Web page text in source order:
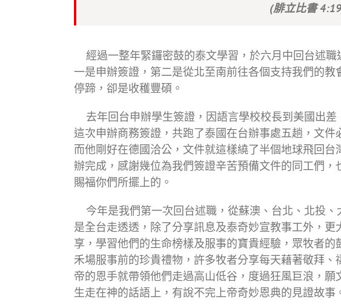
(腓立比書
經過一整年緊鑼密鼓的泰文學習，於六月中回台述
一是申辦簽證，第二是從北至南前往各個支持我們的
停蹄，卻是收穫豐碩。
去年回台申辦學生簽證，因語言學校校長到美國出差
這次申辦商務簽證，共跑了泰國在台辦事處五趟，文件
而他剛好在德國洽公，文件就這樣繞了半個地球飛回
辦完成，感謝幾位為我們簽證辛苦預備文件的同工們
賜福你們所擺上的。
今年是我們第一次回台述職，從蘇澳、台北、北投
是全台走透透，除了分享訊息及泰奇妙宣教事工外，
享，學習他們的生命榜樣及服事的寶貴經驗，眾牧者
禾場服事前的珍貴禮物，許多牧者分享每天藉著敬拜
帝的恩手就帶領他們走過高山低谷，度過狂風巨浪，
生走在神的話語上，有說不完上帝奇妙恩典的見證故事